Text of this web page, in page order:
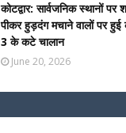
कोटद्वार: सार्वजनिक स्थानों पर
पीकर हुड़दंग मचाने वालों पर हुई
3 के कटे चालान
June 20, 2026